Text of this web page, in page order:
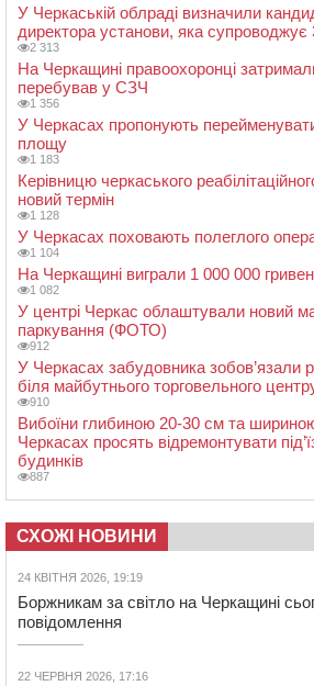
У Черкаській облраді визначили
директора установи, яка супроводжує
2 313
На Черкащині правоохоронці
перебував у СЗЧ
1 356
У Черкасах пропонують
площу
1 183
Керівницю черкаського
новий термін
1 128
У Черкасах поховають полеглого
1 104
На Черкащині виграли 1 000 000
1 082
У центрі Черкас облаштували новий
паркування (ФОТО)
912
У Черкасах забудовника зобов’язали
біля майбутнього торговельного
910
Вибоїни глибиною 20-30 см та
Черкасах просять відремонтувати
будинків
887
СХОЖІ НОВИНИ
24 КВІТНЯ 2026, 19:19
Боржникам за світло на Черкащині
повідомлення
22 ЧЕРВНЯ 2026, 17:16